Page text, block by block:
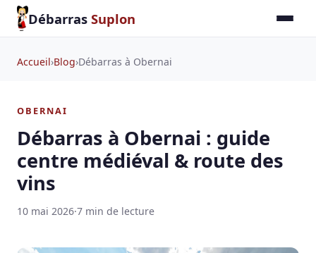
Débarras Suplon
Accueil›Blog›Débarras à Obernai
OBERNAI
Débarras à Obernai : guide
centre médiéval & route des
vins
10 mai 2026·7 min de lecture